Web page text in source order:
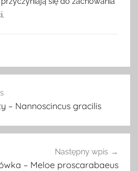
– Nannoscincus gracilis
Następny wpis
– Meloe proscarabaeus